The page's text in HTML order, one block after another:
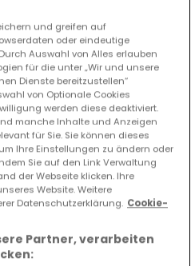
KaufinDiekirch
présenter en exclusivité
de caractère,
d'une impasse dans un
calme et
d'un emplacement
bénéficie d'une
campagne environnante,
intimité et qualité de vie
1990 par l'entreprise
séduit p
4
und greifen auf
oder eindeutige
Auswahl von Alles erlauben
für die unter „Wir und unsere
Dienste bereitzustellen“
von Optionale Cookies
werden diese deaktiviert.
manche Inhalte und Anzeigen
für Sie. Sie können dieses
Ihre Einstellungen zu ändern oder
Sie auf den Link Verwaltung
der Webseite klicken. Ihre
Website. Weitere
Datenschutzerklärung. Cookie-
Partner, verarbeiten